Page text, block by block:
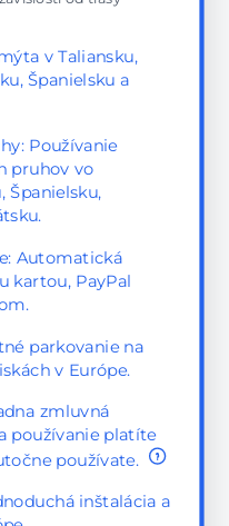
v Taliansku,
Španielsku a
Používanie
pruhov vo
Španielsku,
Automatická
kartou, PayPal
parkovanie na
v Európe.
zmluvná
používanie platíte
používate.
inštalácia a